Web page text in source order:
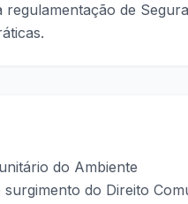
de
do Ambiente
surgimento do Direito